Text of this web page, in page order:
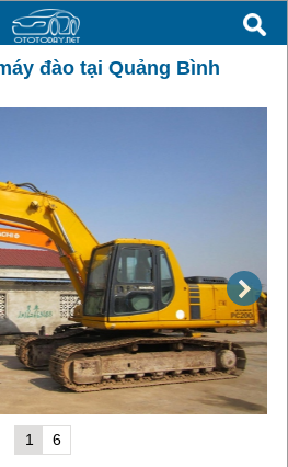
đào tại Quảng Bình
1 6